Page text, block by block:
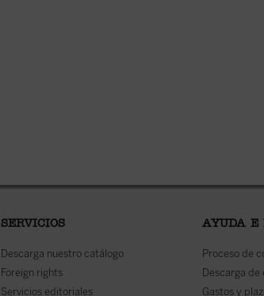
SERVICIOS
Descarga nuestro catálogo
Foreign rights
Servicios editoriales
AYUDA E
Proceso de
Descarga de
Gastos y